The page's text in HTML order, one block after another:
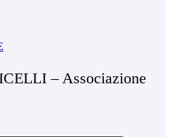
– Associazione